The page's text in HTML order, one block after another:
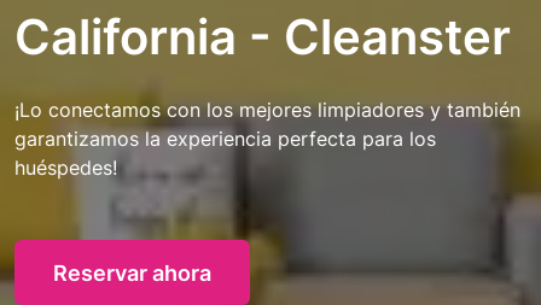
California - Cleanster
¡Lo conectamos con los mejores limpiadores y también
garantizamos la experiencia perfecta para los
huéspedes!
Reservar ahora